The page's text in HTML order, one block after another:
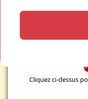
Cliquez ci-dessus